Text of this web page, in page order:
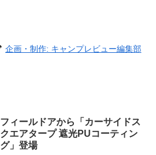
企画・制作: キャンプレビュー編集部
フィールドアから「カーサイドス
クエアタープ 遮光PUコーティン
グ」登場